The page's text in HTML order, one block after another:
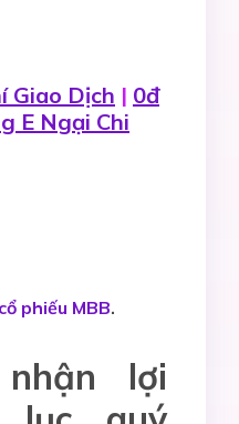
Giao Dịch | 0đ
E Ngại Chi
phiếu MBB.
lợi